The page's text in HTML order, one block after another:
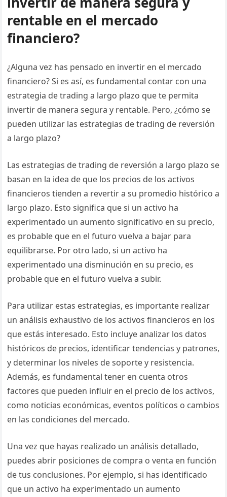
rentable en el mercado
financiero?
¿Alguna vez has pensado en invertir en el mercado
financiero? Si es así, es fundamental contar con una
estrategia de trading a largo plazo que te permita
invertir de manera segura y rentable. Pero, ¿cómo se
pueden utilizar las estrategias de trading de reversión
a largo plazo?
Las estrategias de trading de reversión a largo plazo se
basan en la idea de que los precios de los activos
financieros tienden a revertir a su promedio histórico a
largo plazo. Esto significa que si un activo ha
experimentado un aumento significativo en su precio,
es probable que en el futuro vuelva a bajar para
equilibrarse. Por otro lado, si un activo ha
experimentado una disminución en su precio, es
probable que en el futuro vuelva a subir.
Para utilizar estas estrategias, es importante realizar
un análisis exhaustivo de los activos financieros en los
que estás interesado. Esto incluye analizar los datos
históricos de precios, identificar tendencias y patrones,
y determinar los niveles de soporte y resistencia.
Además, es fundamental tener en cuenta otros
factores que pueden influir en el precio de los activos,
como noticias económicas, eventos políticos o cambios
en las condiciones del mercado.
Una vez que hayas realizado un análisis detallado,
puedes abrir posiciones de compra o venta en función
de tus conclusiones. Por ejemplo, si has identificado
que un activo ha experimentado un aumento